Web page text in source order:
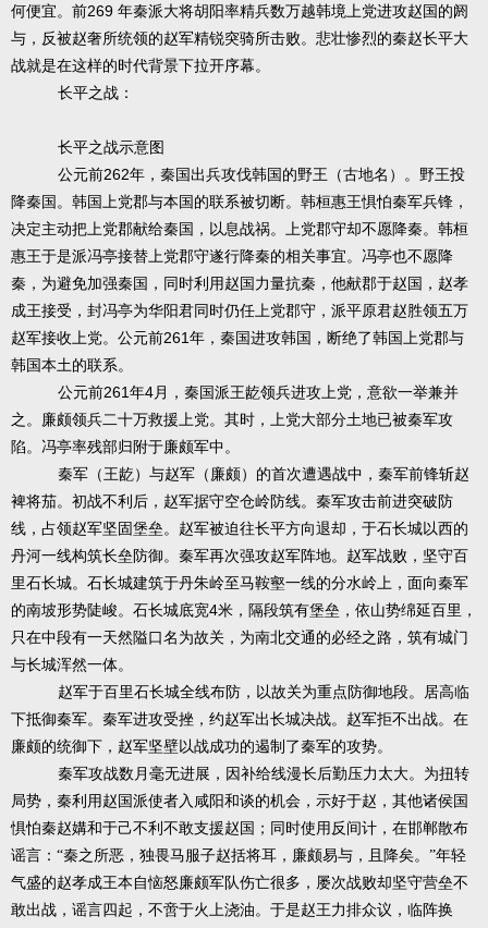
何便宜。前269 年秦派大将胡阳率精兵数万越韩境上党进攻赵国的阏
与，反被赵奢所统领的赵军精锐突骑所击败。悲壮惨烈的秦赵长平大
战就是在这样的时代背景下拉开序幕。
长平之战：
长平之战示意图
公元前262年，秦国出兵攻伐韩国的野王（古地名）。野王投
降秦国。韩国上党郡与本国的联系被切断。韩桓惠王惧怕秦军兵锋，
决定主动把上党郡献给秦国，以息战祸。上党郡守却不愿降秦。韩桓
惠王于是派冯亭接替上党郡守遂行降秦的相关事宜。冯亭也不愿降
秦，为避免加强秦国，同时利用赵国力量抗秦，他献郡于赵国，赵孝
成王接受，封冯亭为华阳君同时仍任上党郡守，派平原君赵胜领五万
赵军接收上党。公元前261 年，秦国进攻韩国，断绝了韩国上党郡与
韩国本土的联系。
公元前261年4月，秦国派王龁领兵进攻上党，意欲一举兼并
之。廉颇领兵二十万救援上党。其时，上党大部分土地已被秦军攻
陷。冯亭率残部归附于廉颇军中。
秦军（王龁）与赵军（廉颇）的首次遭遇战中，秦军前锋斩赵
裨将茄。初战不利后，赵军据守空仓岭防线。秦军攻击前进突破防
线，占领赵军坚固堡垒。赵军被迫往长平方向退却，于石长城以西的
丹河一线构筑长垒防御。秦军再次强攻赵军阵地。赵军战败，坚守百
里石长城。石长城建筑于丹朱岭至马鞍壑一线的分水岭上，面向秦军
的南坡形势陡峻。石长城底宽4米，隔段筑有堡垒，依山势绵延百里，
只在中段有一天然隘口名为故关，为南北交通的必经之路，筑有城门
与长城浑然一体。
赵军于百里石长城全线布防，以故关为重点防御地段。居高临
下抵御秦军。秦军进攻受挫，约赵军出长城决战。赵军拒不出战。在
廉颇的统御下，赵军坚壁以战成功的遏制了秦军的攻势。
秦军攻战数月毫无进展，因补给线漫长后勤压力太大。为扭转
局势，秦利用赵国派使者入咸阳和谈的机会，示好于赵，其他诸侯国
惧怕秦赵媾和于己不利不敢支援赵国；同时使用反间计，在邯郸散布
谣言：“秦之所恶，独畏马服子赵括将耳，廉颇易与，且降矣。”年轻
气盛的赵孝成王本自恼怒廉颇军队伤亡很多，屡次战败却坚守营垒不
敢出战，谣言四起，不啻于火上浇油。于是赵王力排众议，临阵换